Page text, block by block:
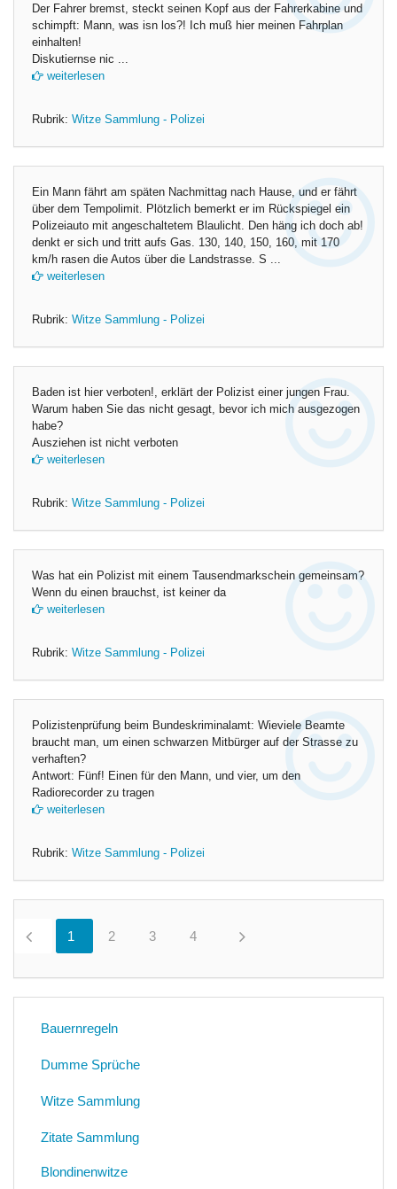
Der Fahrer bremst, steckt seinen Kopf aus der Fahrerkabine und
schimpft: Mann, was isn los?! Ich muß hier meinen Fahrplan
einhalten!
Diskutiernse nic ...
weiterlesen
Rubrik: Witze Sammlung - Polizei
Ein Mann fährt am späten Nachmittag nach Hause, und er fährt
über dem Tempolimit. Plötzlich bemerkt er im Rückspiegel ein
Polizeiauto mit angeschaltetem Blaulicht. Den häng ich doch ab!
denkt er sich und tritt aufs Gas. 130, 140, 150, 160, mit 170
km/h rasen die Autos über die Landstrasse. S ...
weiterlesen
Rubrik: Witze Sammlung - Polizei
Baden ist hier verboten!, erklärt der Polizist einer jungen Frau.
Warum haben Sie das nicht gesagt, bevor ich mich ausgezogen
habe?
Ausziehen ist nicht verboten
weiterlesen
Rubrik: Witze Sammlung - Polizei
Was hat ein Polizist mit einem Tausendmarkschein gemeinsam?
Wenn du einen brauchst, ist keiner da
weiterlesen
Rubrik: Witze Sammlung - Polizei
Polizistenprüfung beim Bundeskriminalamt: Wieviele Beamte
braucht man, um einen schwarzen Mitbürger auf der Strasse zu
verhaften?
Antwort: Fünf! Einen für den Mann, und vier, um den
Radiorecorder zu tragen
weiterlesen
Rubrik: Witze Sammlung - Polizei
1 2 3 4
Bauernregeln
Dumme Sprüche
Witze Sammlung
Zitate Sammlung
Blondinenwitze